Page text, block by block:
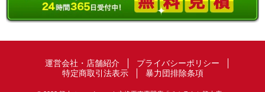
運営会社・店舗紹介
プライバシーポリシー
特定商取引法表示
暴力団排除条項